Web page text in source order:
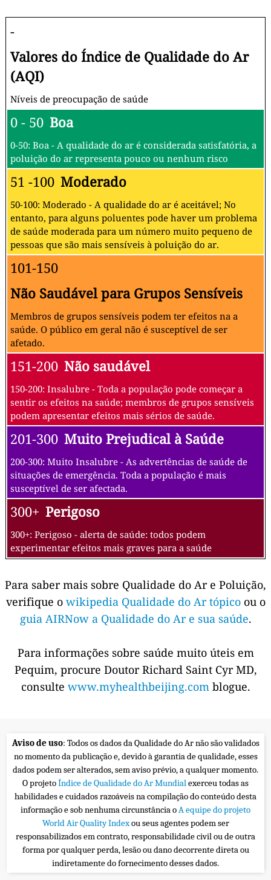
-
Valores do Índice de Qualidade do Ar
(AQI)
Níveis de preocupação de saúde
0 - 50 Boa
0-50: Boa - A qualidade do ar é considerada satisfatória, a
poluição do ar representa pouco ou nenhum risco
51 -100 Moderado
50-100: Moderado - A qualidade do ar é aceitável; No
entanto, para alguns poluentes pode haver um problema
de saúde moderada para um número muito pequeno de
pessoas que são mais sensíveis à poluição do ar.
101-150
Não Saudável para Grupos Sensíveis
Membros de grupos sensíveis podem ter efeitos na a
saúde. O público em geral não é susceptível de ser
afetado.
151-200 Não saudável
150-200: Insalubre - Toda a população pode começar a
sentir os efeitos na saúde; membros de grupos sensíveis
podem apresentar efeitos mais sérios de saúde.
201-300 Muito Prejudical à Saúde
200-300: Muito Insalubre - As advertências de saúde de
situações de emergência. Toda a população é mais
susceptível de ser afectada.
300+ Perigoso
300+: Perigoso - alerta de saúde: todos podem
experimentar efeitos mais graves para a saúde
Para saber mais sobre Qualidade do Ar e Poluição,
verifique o wikipedia Qualidade do Ar tópico ou o
guia AIRNow a Qualidade do Ar e sua saúde.
Para informações sobre saúde muito úteis em
Pequim, procure Doutor Richard Saint Cyr MD,
consulte www.myhealthbeijing.com blogue.
Aviso de uso: Todos os dados da Qualidade do Ar não são validados
no momento da publicação e, devido à garantia de qualidade, esses
dados podem ser alterados, sem aviso prévio, a qualquer momento.
O projetoÍndice de Qualidade do Ar Mundialexerceu todas as
habilidades e cuidados razoáveis na compilação do conteúdo desta
informação e sob nenhuma circunstância oA equipe do projeto
World Air Quality Indexou seus agentes podem ser
responsabilizados em contrato, responsabilidade civil ou de outra
forma por qualquer perda, lesão ou dano decorrente direta ou
indiretamente do fornecimento desses dados.